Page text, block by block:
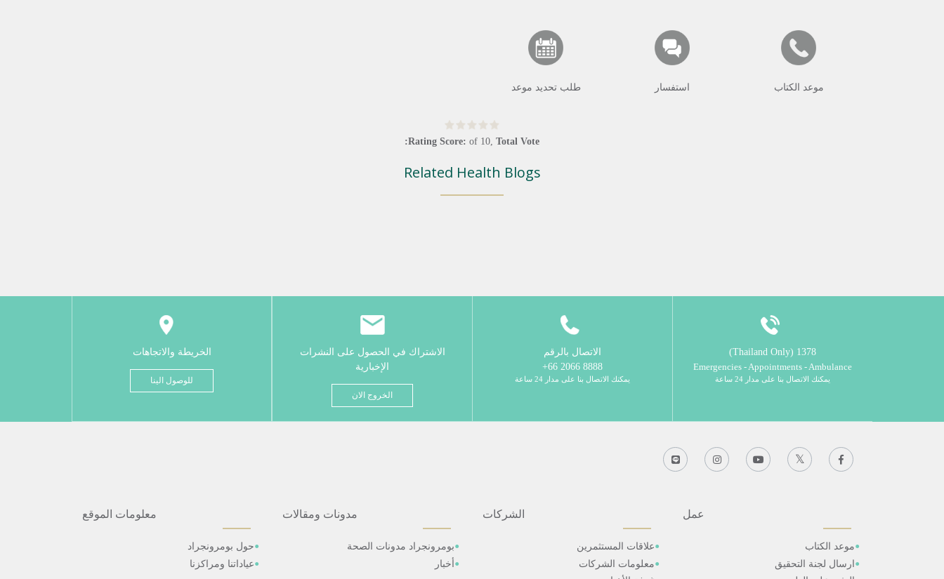
موعد الكتاب استفسار طلب تحديد موعد
Rating Score: of 10 Total Vote:
Related Health Blogs
1378 (Thailand Only)
Emergencies - Appointments - Ambulance
يمكنك الاتصال بنا على مدار 24 ساعة
الاتصال بالرقم
8888 2066 66+
يمكنك الاتصال بنا على مدار 24 ساعة
الاشتراك في الحصول على النشرات
الإخبارية
الخروج الان
الخريطة والاتجاهات
للوصول الينا
عمل
موعد الكتاب
ارسال لجنة التحقيق
الشركات
علاقات المستثمرين
معلومات الشركات
مدونات ومقالات
بومرونجراد مدونات الصحة
أخبار
معلومات الموقع
حول بومرونجراد
عياداتنا ومراكزنا